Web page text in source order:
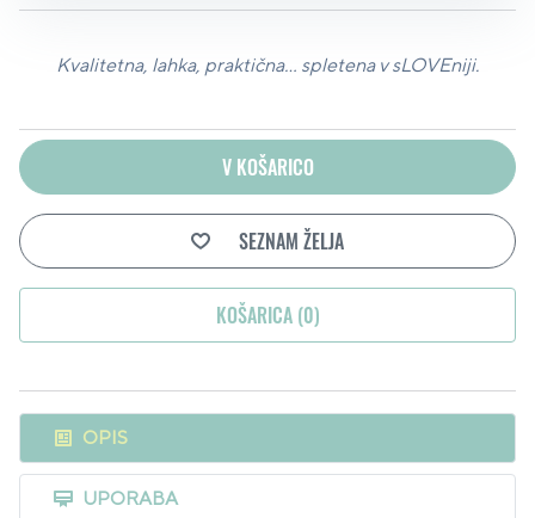
Kvalitetna, lahka, praktična... spletena v sLOVEniji.
V KOŠARICO
SEZNAM ŽELJA
KOŠARICA (0)
OPIS
UPORABA